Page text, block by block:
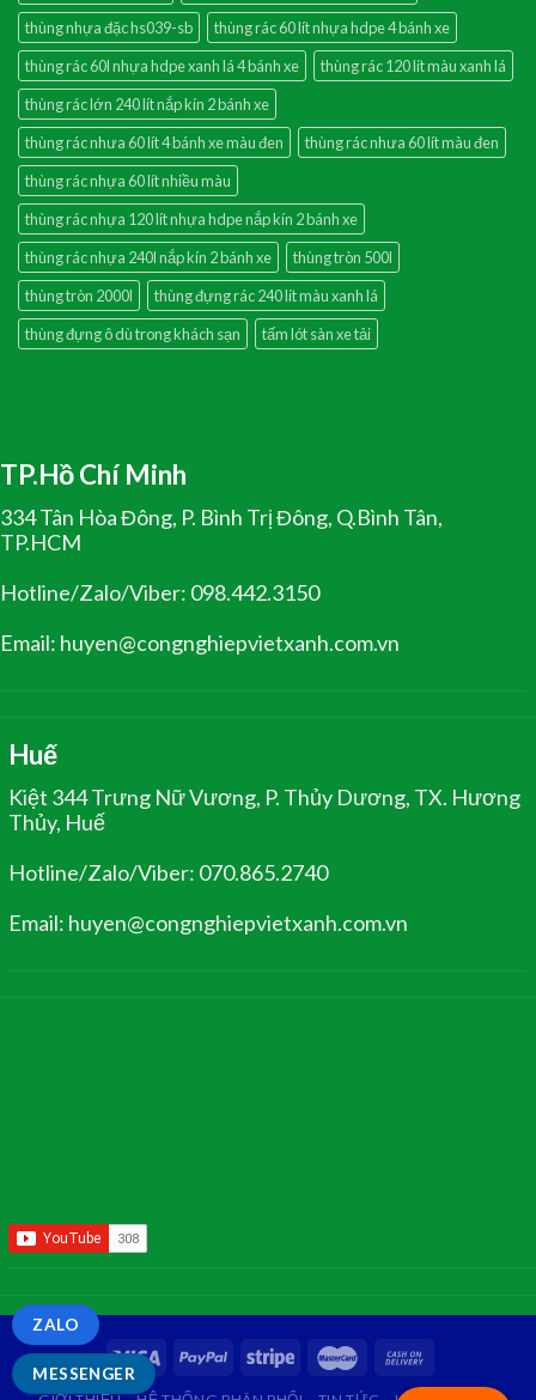
thùng nhựa đặc hs039-sb
thùng rác 60 lít nhựa hdpe 4 bánh xe
thùng rác 60l nhựa hdpe xanh lá 4 bánh xe
thùng rác 120 lít màu xanh lá
thùng rác lớn 240 lít nắp kín 2 bánh xe
thùng rác nhưa 60 lít 4 bánh xe màu đen
thùng rác nhưa 60 lít màu đen
thùng rác nhựa 60 lít nhiều màu
thùng rác nhựa 120 lít nhựa hdpe nắp kín 2 bánh xe
thùng rác nhựa 240l nắp kín 2 bánh xe
thùng tròn 500l
thùng tròn 2000l
thùng đựng rác 240 lít màu xanh lá
thùng đựng ô dù trong khách sạn
tấm lót sàn xe tải
TP.Hồ Chí Minh
334 Tân Hòa Đông, P. Bình Trị Đông, Q.Bình Tân,
TP.HCM
Hotline/Zalo/Viber: 098.442.3150
Email: huyen@congnghiepvietxanh.com.vn
Huế
Kiệt 344 Trưng Nữ Vương, P. Thủy Dương, TX. Hương
Thủy, Huế
Hotline/Zalo/Viber: 070.865.2740
Email: huyen@congnghiepvietxanh.com.vn
MESSENGER
ZALO